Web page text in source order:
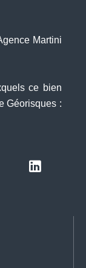
Martini
ce bien
Géorisques :